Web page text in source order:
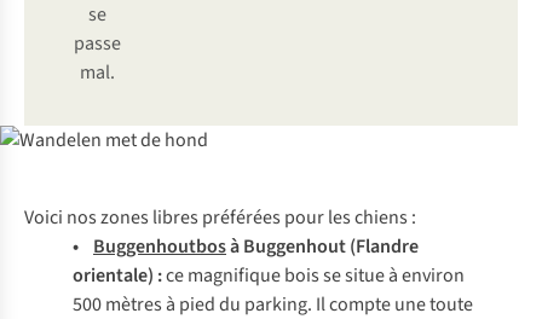
se
passe
mal.
Voici nos zones libres préférées pour les chiens :
• Buggenhoutbosà Buggenhout (Flandre
orientale) :ce magnifique bois se situe à environ
500 mètres à pied du parking. Il compte une toute